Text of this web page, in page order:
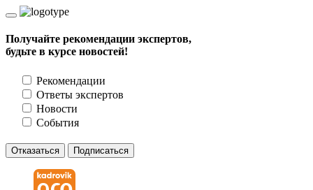
Получайте рекомендации экспертов,
будьте в курсе новостей!
Рекомендации
Ответы экспертов
Новости
События
Отказаться Подписаться